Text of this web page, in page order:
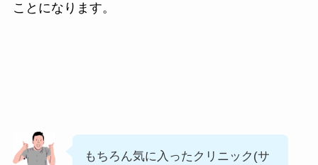
ことになります。
もちろん気に入ったクリニック(サ